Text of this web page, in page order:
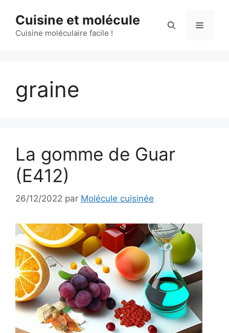
contenu
Cuisine et molécule
Cuisine moléculaire facile !
Menu
graine
La gomme de Guar
(E412)
26/12/2022 par Molécule cuisinée